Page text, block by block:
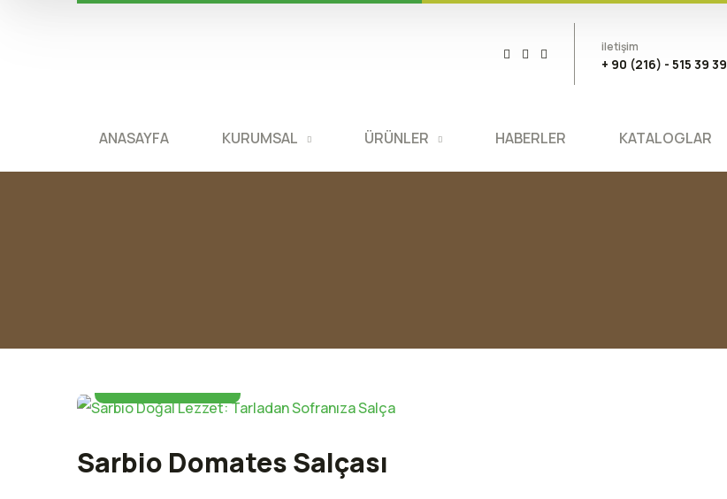
iletişim
+ 90 (216) - 515 39 39
ANASAYFA KURUMSAL ÜRÜNLER HABERLER KATALOGLAR
Sarbio Domates Salçası